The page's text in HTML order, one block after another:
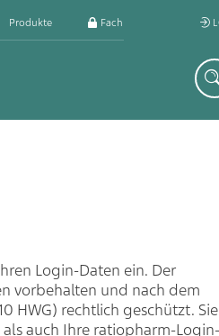
Produkte Fachkreis
Login-Daten ein. Der
vorbehalten und nach dem
HWG) rechtlich geschützt. Sie
als auch Ihre ratiopharm-Login-